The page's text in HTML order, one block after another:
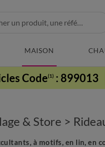
MAISON
Code(1) : 899013
& Store >
à motifs, en lin, en